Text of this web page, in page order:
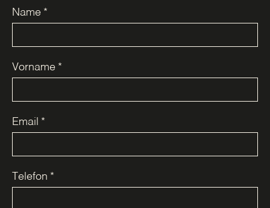
Name *
Vorname *
Email *
Telefon *